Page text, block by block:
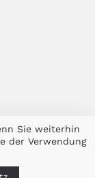
Sie weiterhin
der Verwendung